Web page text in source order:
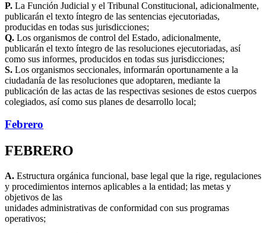
P. La Función Judicial y el Tribunal Constitucional, adicionalmente,
publicarán el texto íntegro de las sentencias ejecutoriadas,
producidas en todas sus jurisdicciones;
Q. Los organismos de control del Estado, adicionalmente,
publicarán el texto íntegro de las resoluciones ejecutoriadas, así
como sus informes, producidos en todas sus jurisdicciones;
S. Los organismos seccionales, informarán oportunamente a la
ciudadanía de las resoluciones que adoptaren, mediante la
publicación de las actas de las respectivas sesiones de estos cuerpos
colegiados, así como sus planes de desarrollo local;
Febrero
FEBRERO
A. Estructura orgánica funcional, base legal que la rige, regulaciones
y procedimientos internos aplicables a la entidad; las metas y
objetivos de las
unidades administrativas de conformidad con sus programas
operativos;